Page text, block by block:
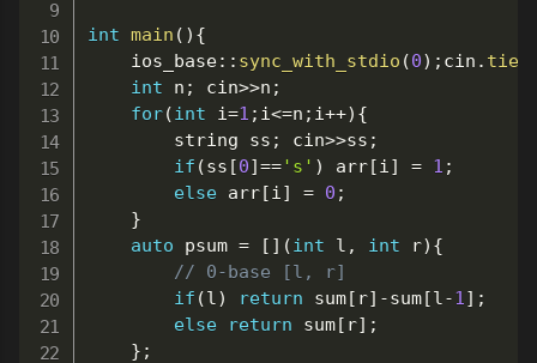
int main ( ) {
	ios_base
:: sync_with_stdio (0) ; cin . tie
int n ; cin>>n ;
for(int i=1 ; i<=n ; i++) {
		string ss
; cin>>ss ;
if (ss [0]=='s' ) arr[i] = 1 ;
else arr[i] = 0 ;
}
auto psum = [ ] (int l , int r) {
// 0-base [l, r]
if (l) return sum[ r] -sum[l-1] ;
else
return sum[ r] ;
} ;